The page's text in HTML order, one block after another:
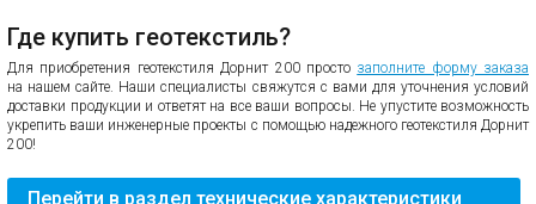
Где купить геотекстиль?
Для приобретения геотекстиля Дорнит 200 просто заполните форму заказа
на нашем сайте. Наши специалисты свяжутся с вами для уточнения условий
доставки продукции и ответят на все ваши вопросы. Не упустите возможность
укрепить ваши инженерные проекты с помощью надежного геотекстиля Дорнит
200!
Перейти в раздел технические характеристики